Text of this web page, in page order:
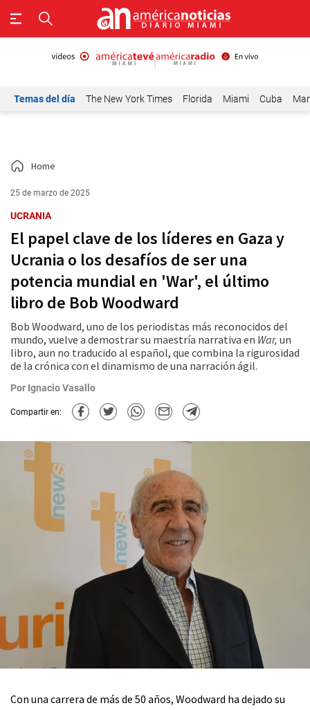
Temas del día The New York Times Florida Miami Cuba
Home
25 de marzo de 2025
UCRANIA
El papel clave de los líderes en Gaza y
Ucrania o los desafíos de ser una
potencia mundial en 'War', el último
libro de Bob Woodward
Bob Woodward, uno de los periodistas más reconocidos del
mundo, vuelve a demostrar su maestría narrativa en War, un
libro, aun no traducido al español, que combina la rigurosidad
de la crónica con el dinamismo de una narración ágil.
Por Ignacio Vasallo
Compartir en:
Con una carrera de más de 50 años, Woodward ha dejado su